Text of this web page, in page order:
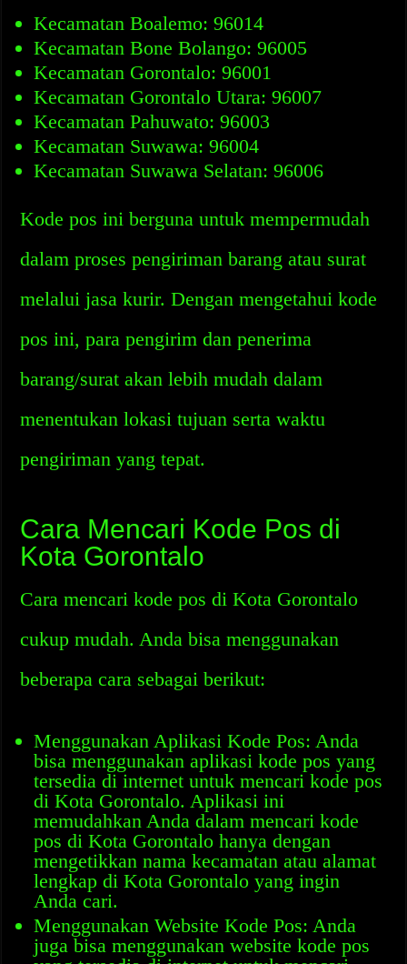
Kecamatan Boalemo: 96014
Kecamatan Bone Bolango: 96005
Kecamatan Gorontalo: 96001
Kecamatan Gorontalo Utara: 96007
Kecamatan Pahuwato: 96003
Kecamatan Suwawa: 96004
Kecamatan Suwawa Selatan: 96006
Kode pos ini berguna untuk mempermudah
dalam proses pengiriman barang atau surat
melalui jasa kurir. Dengan mengetahui kode
pos ini, para pengirim dan penerima
barang/surat akan lebih mudah dalam
menentukan lokasi tujuan serta waktu
pengiriman yang tepat.
Cara Mencari Kode Pos di
Kota Gorontalo
Cara mencari kode pos di Kota Gorontalo
cukup mudah. Anda bisa menggunakan
beberapa cara sebagai berikut:
Menggunakan Aplikasi Kode Pos: Anda
bisa menggunakan aplikasi kode pos yang
tersedia di internet untuk mencari kode pos
di Kota Gorontalo. Aplikasi ini
memudahkan Anda dalam mencari kode
pos di Kota Gorontalo hanya dengan
mengetikkan nama kecamatan atau alamat
lengkap di Kota Gorontalo yang ingin
Anda cari.
Menggunakan Website Kode Pos: Anda
juga bisa menggunakan website kode pos